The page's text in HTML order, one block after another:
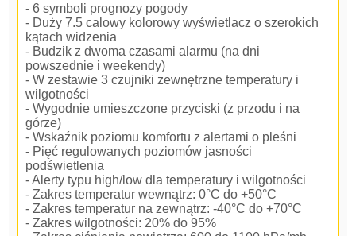
- 6 symboli prognozy pogody
- Duży 7.5 calowy kolorowy wyświetlacz o szerokich
kątach widzenia
- Budzik z dwoma czasami alarmu (na dni
powszednie i weekendy)
- W zestawie 3 czujniki zewnętrzne temperatury i
wilgotności
- Wygodnie umieszczone przyciski (z przodu i na
górze)
- Wskaźnik poziomu komfortu z alertami o pleśni
- Pięć regulowanych poziomów jasności
podświetlenia
- Alerty typu high/low dla temperatury i wilgotności
- Zakres temperatur wewnątrz: 0°C do +50°C
- Zakres temperatur na zewnątrz: -40°C do +70°C
- Zakres wilgotności: 20% do 95%